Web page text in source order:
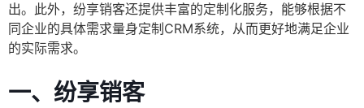
出。此外，纷享销客还提供丰富的定制化服务，能够根据不
同企业的具体需求量身定制CRM系统，从而更好地满足企业
的实际需求。
一、纷享销客